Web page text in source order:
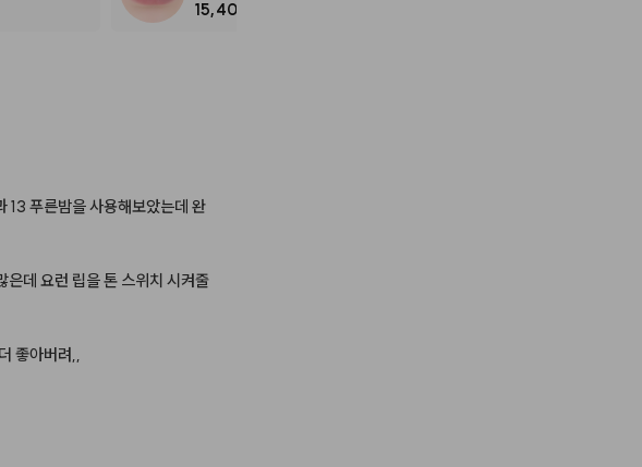
15,400
13 푸른밤을사용해보았는데 완
은데 요런 립을톤 스위치 시켜줄
더 좋아버려,,